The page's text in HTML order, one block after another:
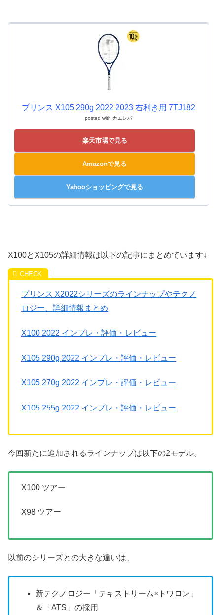
プリンス X105 290g 2022 2023 右利き用 7TJ182
posted with カエレバ
楽天市場で見る
Amazonで見る
Yahooショッピングで見る
X100とX105の詳細情報は以下の記事にまとめています↓
プリンス X2022シリーズのラインナップやテクノ
ロジー、詳細情報まとめ
X100 2022 インプレ・評価・レビュー
X105 290g 2022 インプレ・評価・レビュー
X105 270g 2022 インプレ・評価・レビュー
X105 255g 2022 インプレ・評価・レビュー
今回新たに追加されるラインナップは以下の2モデル。
X100 ツアー
X98 ツアー
以前のシリーズとの大きな違いは、
新テクノロジー「テキストリーム×トワロン」
＆「ATS」の採用